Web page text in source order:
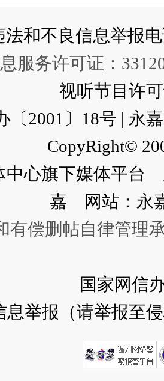
法和不良信息举报
服务许可证：
视听节目许
〔2001〕18号 | 永
CopyRight©
中心旗下媒体平
嘉 网站：永
有偿删帖自律管理
国家网信
息举报（请举报至